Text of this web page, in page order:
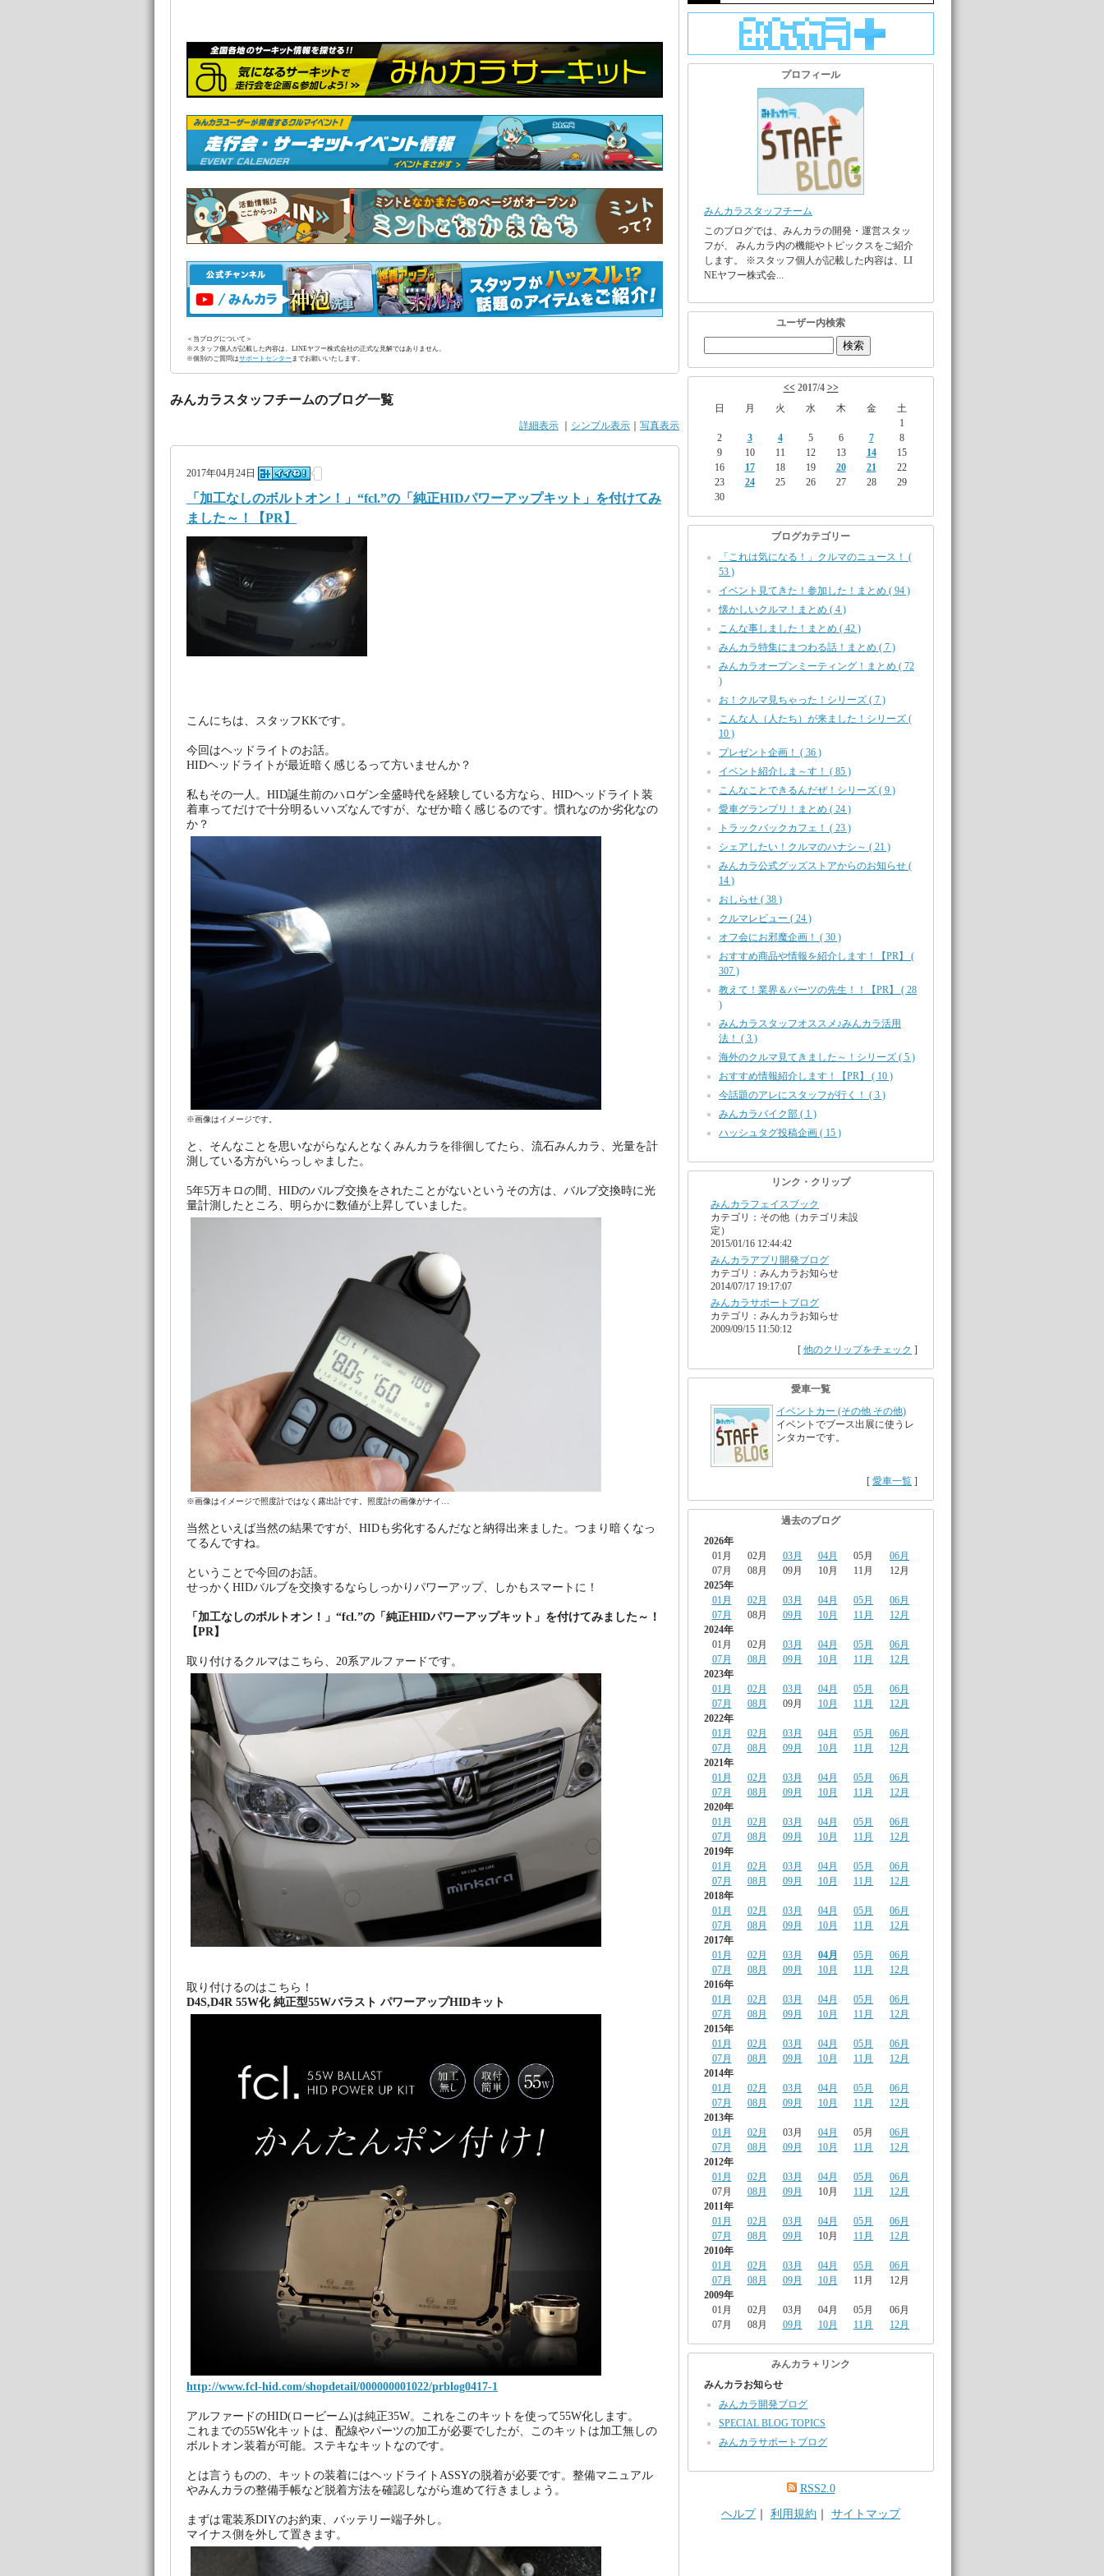
＜当ブログについて＞
※スタッフ個人が記載した内容は、LINEヤフー株式会社の正式な見解ではありません。
※個別のご質問はサポートセンターまでお願いいたします。
みんカラスタッフチームのブログ一覧
詳細表示 シンプル表示 写真表示
2017年04月24日
「加工なしのボルトオン！」“fcl.”の「純正HIDパワーアップキット」を付けてみ
ました～！【PR】
こんにちは、スタッフKKです。
今回はヘッドライトのお話。
HIDヘッドライトが最近暗く感じるって方いませんか？
私もその一人。HID誕生前のハロゲン全盛時代を経験している方なら、HIDヘッドライト装
着車ってだけで十分明るいハズなんですが、なぜか暗く感じるのです。慣れなのか劣化なの
か？
※画像はイメージです。
と、そんなことを思いながらなんとなくみんカラを徘徊してたら、流石みんカラ、光量を計
測している方がいらっしゃました。
5年5万キロの間、HIDのバルブ交換をされたことがないというその方は、バルブ交換時に光
量計測したところ、明らかに数値が上昇していました。
※画像はイメージで照度計ではなく露出計です。照度計の画像がナイ…
当然といえば当然の結果ですが、HIDも劣化するんだなと納得出来ました。つまり暗くなっ
てるんですね。
ということで今回のお話。
せっかくHIDバルブを交換するならしっかりパワーアップ、しかもスマートに！
「加工なしのボルトオン！」“fcl.”の「純正HIDパワーアップキット」を付けてみました～！
【PR】
取り付けるクルマはこちら、20系アルファードです。
取り付けるのはこちら！
D4S,D4R 55W化 純正型55Wバラスト パワーアップHIDキット
http://www.fcl-hid.com/shopdetail/000000001022/prblog0417-1
アルファードのHID(ロービーム)は純正35W。これをこのキットを使って55W化します。
これまでの55W化キットは、配線やパーツの加工が必要でしたが、このキットは加工無しの
ボルトオン装着が可能。ステキなキットなのです。
とは言うものの、キットの装着にはヘッドライトASSYの脱着が必要です。整備マニュアル
やみんカラの整備手帳など脱着方法を確認しながら進めて行きましょう。
まずは電装系DIYのお約束、バッテリー端子外し。
マイナス側を外して置きます。
プロフィール
みんカラスタッフチーム
このブログでは、みんカラの開発・運営スタッ
フが、 みんカラ内の機能やトピックスをご紹介
します。 ※スタッフ個人が記載した内容は、LI
NEヤフー株式会...
ユーザー内検索
<<2017/4 >>
日
月 火 水 木 金
土
1
2
3 4 5 6 7
8
9
10 11 12 13 14
15
16
17 18 19 20 21
22
23
24 25 26 27 28
29
30
ブログカテゴリー
「これは気になる！」クルマのニュース！ (
53 )
イベント見てきた！参加した！まとめ ( 94 )
懐かしいクルマ！まとめ ( 4 )
こんな事しました！まとめ ( 42 )
みんカラ特集にまつわる話！まとめ ( 7 )
みんカラオープンミーティング！まとめ ( 72
)
お！クルマ見ちゃった！シリーズ ( 7 )
こんな人（人たち）が来ました！シリーズ (
10 )
プレゼント企画！ ( 36 )
イベント紹介しま～す！ ( 85 )
こんなことできるんだぜ！シリーズ ( 9 )
愛車グランプリ！まとめ ( 24 )
トラックバックカフェ！ ( 23 )
シェアしたい！クルマのハナシ～ ( 21 )
みんカラ公式グッズストアからのお知らせ (
14 )
おしらせ ( 38 )
クルマレビュー ( 24 )
オフ会にお邪魔企画！ ( 30 )
おすすめ商品や情報を紹介します！【PR】 (
307 )
教えて！業界＆パーツの先生！！【PR】 ( 28
)
みんカラスタッフオススメ♪みんカラ活用
法！ ( 3 )
海外のクルマ見てきました～！シリーズ ( 5 )
おすすめ情報紹介します！【PR】 ( 10 )
今話題のアレにスタッフが行く！ ( 3 )
みんカラバイク部 ( 1 )
ハッシュタグ投稿企画 ( 15 )
リンク・クリップ
みんカラフェイスブック
カテゴリ：その他（カテゴリ未設
定）
2015/01/16 12:44:42
みんカラアプリ開発ブログ
カテゴリ：みんカラお知らせ
2014/07/17 19:17:07
みんカラサポートブログ
カテゴリ：みんカラお知らせ
2009/09/15 11:50:12
[ 他のクリップをチェック ]
愛車一覧
イベントカー (その他 その他)
イベントでブース出展に使うレ
ンタカーです。
[ 愛車一覧 ]
過去のブログ
2026年
01月
02月 03月 04月 05月
06月
07月
08月 09月 10月 11月
12月
2025年
01月
02月 03月 04月 05月
06月
07月
08月 09月 10月 11月
12月
2024年
01月
02月 03月 04月 05月
06月
07月
08月 09月 10月 11月
12月
2023年
01月
02月 03月 04月 05月
06月
07月
08月 09月 10月 11月
12月
2022年
01月
02月 03月 04月 05月
06月
07月
08月 09月 10月 11月
12月
2021年
01月
02月 03月 04月 05月
06月
07月
08月 09月 10月 11月
12月
2020年
01月
02月 03月 04月 05月
06月
07月
08月 09月 10月 11月
12月
2019年
01月
02月 03月 04月 05月
06月
07月
08月 09月 10月 11月
12月
2018年
01月
02月 03月 04月 05月
06月
07月
08月 09月 10月 11月
12月
2017年
01月
02月 03月 04月 05月
06月
07月
08月 09月 10月 11月
12月
2016年
01月
02月 03月 04月 05月
06月
07月
08月 09月 10月 11月
12月
2015年
01月
02月 03月 04月 05月
06月
07月
08月 09月 10月 11月
12月
2014年
01月
02月 03月 04月 05月
06月
07月
08月 09月 10月 11月
12月
2013年
01月
02月 03月 04月 05月
06月
07月
08月 09月 10月 11月
12月
2012年
01月
02月 03月 04月 05月
06月
07月
08月 09月 10月 11月
12月
2011年
01月
02月 03月 04月 05月
06月
07月
08月 09月 10月 11月
12月
2010年
01月
02月 03月 04月 05月
06月
07月
08月 09月 10月 11月
12月
2009年
01月
02月 03月 04月 05月
06月
07月
08月 09月 10月 11月 12月
みんカラ＋リンク
みんカラお知らせ
みんカラ開発ブログ
SPECIAL BLOG TOPICS
みんカラサポートブログ
RSS2.0
ヘルプ 利用規約 サイトマップ